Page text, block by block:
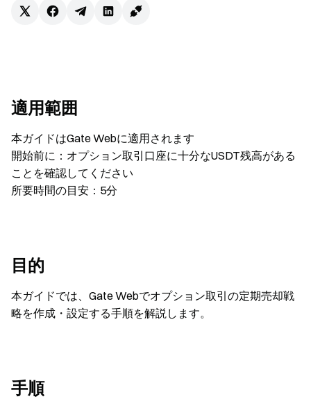
適用範囲
本ガイドはGate Webに適用されます
開始前に：オプション取引口座に十分なUSDT残高がある
ことを確認してください
所要時間の目安：5分
目的
本ガイドでは、Gate Webでオプション取引の定期売却戦
略を作成・設定する手順を解説します。
手順